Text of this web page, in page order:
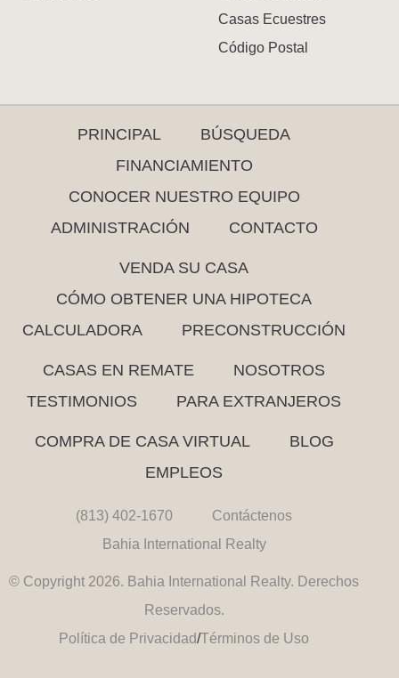
Casas Ecuestres
Código Postal
PRINCIPAL
BÚSQUEDA
FINANCIAMIENTO
CONOCER NUESTRO EQUIPO
ADMINISTRACIÓN
CONTACTO
VENDA SU CASA
CÓMO OBTENER UNA HIPOTECA
CALCULADORA
PRECONSTRUCCIÓN
CASAS EN REMATE
NOSOTROS
TESTIMONIOS
PARA EXTRANJEROS
COMPRA DE CASA VIRTUAL
BLOG
EMPLEOS
(813) 402-1670
Contáctenos
Bahia International Realty
© Copyright 2026. Bahia International Realty. Derechos
Reservados.
Política de Privacidad/Términos de Uso